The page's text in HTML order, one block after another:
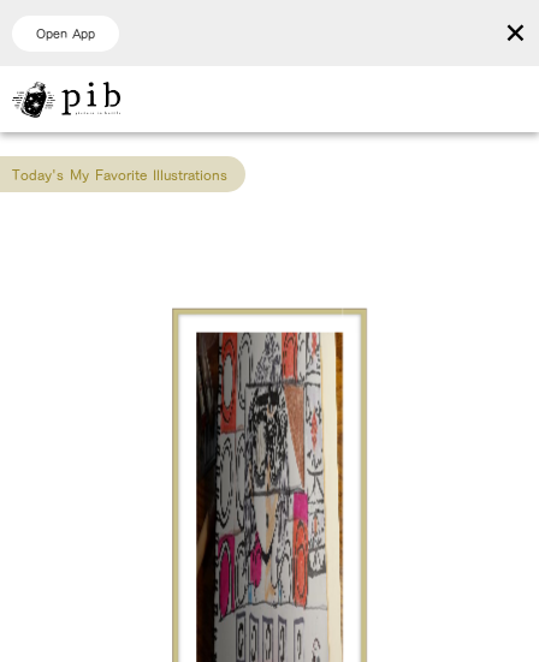
Open App ×
Today's My Favorite Illustrations